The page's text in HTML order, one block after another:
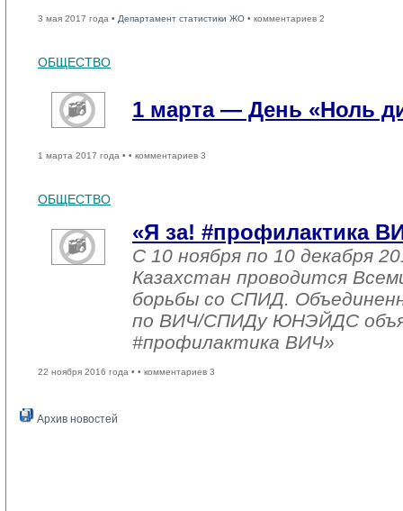
3 мая 2017 года • Департамент статистики ЖО • комментариев 2
ОБЩЕСТВО
1 марта — День «Ноль
1 марта 2017 года • • комментариев 3
ОБЩЕСТВО
«Я за! #профилактика
С 10 ноября по 10 декабря
Казахстан проводится
борьбы со СПИД.
по ВИЧ/СПИДу ЮНЭЙДС
#профилактика ВИЧ»
22 ноября 2016 года • • комментариев 3
Архив новостей